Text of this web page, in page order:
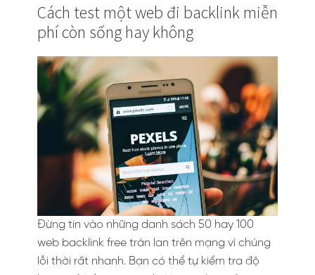
Cách test một web đi backlink miễn
phí còn sống hay không
Đừng tin vào những danh sách 50 hay 100
web backlink free tràn lan trên mạng vì chúng
lỗi thời rất nhanh. Bạn có thể tự kiểm tra độ